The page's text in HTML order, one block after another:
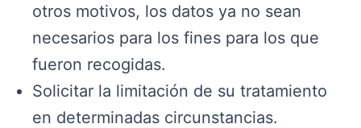
otros motivos, los datos ya no sean
necesarios para los fines para los que
fueron recogidas.
Solicitar la limitación de su tratamiento
en determinadas circunstancias.